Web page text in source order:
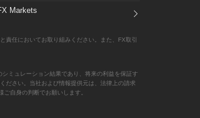
Markets
任においてお取り組みください。また、FX取引
ミュレーション結果であり、将来の利益を保証す
ださい。当社および情報提供元は、法律上の請求
自身の判断でお願いします。